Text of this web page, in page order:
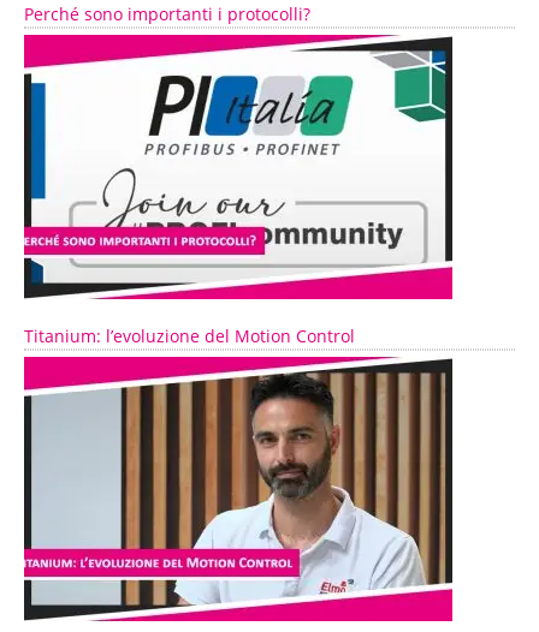
Perché sono importanti i protocolli?
Titanium: l’evoluzione del Motion Control